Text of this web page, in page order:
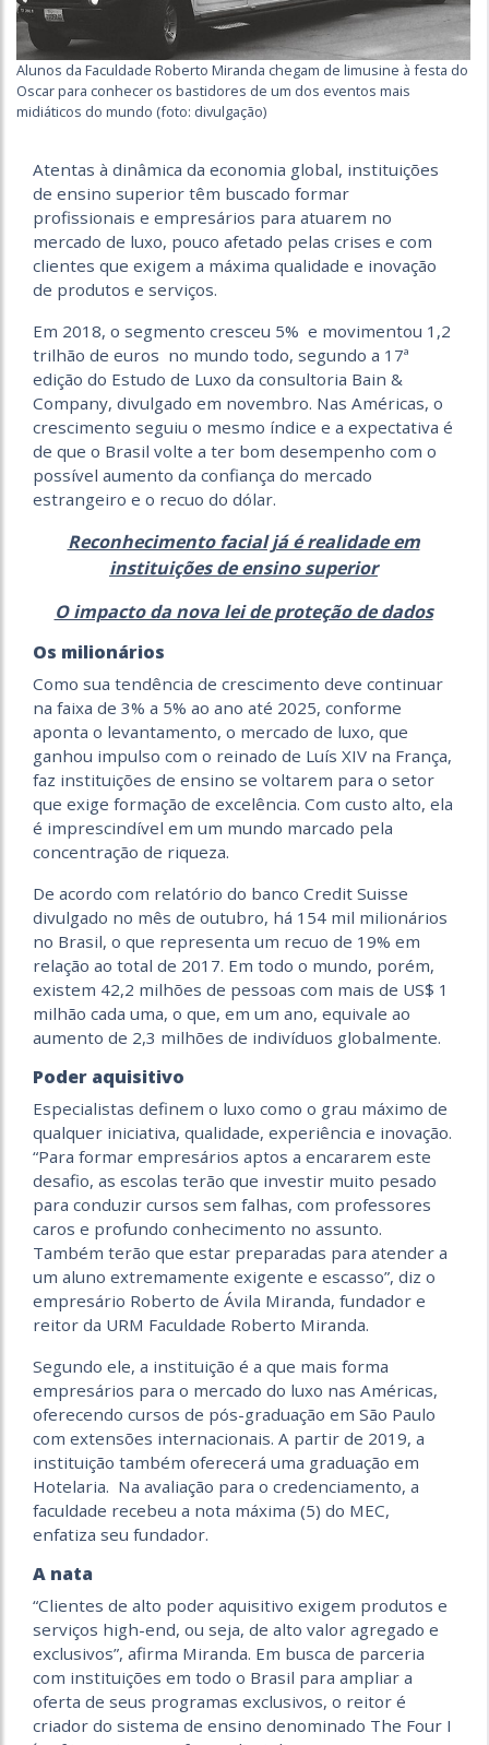
Alunos da Faculdade Roberto Miranda chegam de limusine à festa do
Oscar para conhecer os bastidores de um dos eventos mais
midiáticos do mundo (foto: divulgação)
Atentas à dinâmica da economia global, instituições
de ensino superior têm buscado formar
profissionais e empresários para atuarem no
mercado de luxo, pouco afetado pelas crises e com
clientes que exigem a máxima qualidade e inovação
de produtos e serviços.
Em 2018, o segmento cresceu 5% e movimentou 1,2
trilhão de euros no mundo todo, segundo a 17ª
edição do Estudo de Luxo da consultoria Bain &
Company, divulgado em novembro. Nas Américas, o
crescimento seguiu o mesmo índice e a expectativa é
de que o Brasil volte a ter bom desempenho com o
possível aumento da confiança do mercado
estrangeiro e o recuo do dólar.
Reconhecimento facial já é realidade em
instituições de ensino superior
O impacto da nova lei de proteção de dados
Os milionários
Como sua tendência de crescimento deve continuar
na faixa de 3% a 5% ao ano até 2025, conforme
aponta o levantamento, o mercado de luxo, que
ganhou impulso com o reinado de Luís XIV na França,
faz instituições de ensino se voltarem para o setor
que exige formação de excelência. Com custo alto, ela
é imprescindível em um mundo marcado pela
concentração de riqueza.
De acordo com relatório do banco Credit Suisse
divulgado no mês de outubro, há 154 mil milionários
no Brasil, o que representa um recuo de 19% em
relação ao total de 2017. Em todo o mundo, porém,
existem 42,2 milhões de pessoas com mais de US$ 1
milhão cada uma, o que, em um ano, equivale ao
aumento de 2,3 milhões de indivíduos globalmente.
Poder aquisitivo
Especialistas definem o luxo como o grau máximo de
qualquer iniciativa, qualidade, experiência e inovação.
“Para formar empresários aptos a encararem este
desafio, as escolas terão que investir muito pesado
para conduzir cursos sem falhas, com professores
caros e profundo conhecimento no assunto.
Também terão que estar preparadas para atender a
um aluno extremamente exigente e escasso”, diz o
empresário Roberto de Ávila Miranda, fundador e
reitor da URM Faculdade Roberto Miranda.
Segundo ele, a instituição é a que mais forma
empresários para o mercado do luxo nas Américas,
oferecendo cursos de pós-graduação em São Paulo
com extensões internacionais. A partir de 2019, a
instituição também oferecerá uma graduação em
Hotelaria. Na avaliação para o credenciamento, a
faculdade recebeu a nota máxima (5) do MEC,
enfatiza seu fundador.
A nata
“Clientes de alto poder aquisitivo exigem produtos e
serviços high-end, ou seja, de alto valor agregado e
exclusivos”, afirma Miranda. Em busca de parceria
com instituições em todo o Brasil para ampliar a
oferta de seus programas exclusivos, o reitor é
criador do sistema de ensino denominado The Four I